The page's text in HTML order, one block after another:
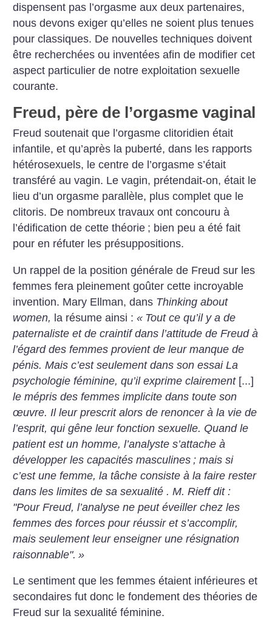
dispensent pas l’orgasme aux deux partenaires,
nous devons exiger qu’elles ne soient plus tenues
pour classiques. De nouvelles techniques doivent
être recherchées ou inventées afin de modifier cet
aspect particulier de notre exploitation sexuelle
courante.
Freud, père de l’orgasme vaginal
Freud soutenait que l’orgasme clitoridien était
infantile, et qu’après la puberté, dans les rapports
hétérosexuels, le centre de l’orgasme s’était
transféré au vagin. Le vagin, prétendait-on, était le
lieu d’un orgasme parallèle, plus complet que le
clitoris. De nombreux travaux ont concouru à
l’édification de cette théorie ; bien peu a été fait
pour en réfuter les présuppositions.
Un rappel de la position générale de Freud sur les
femmes fera pleinement goûter cette incroyable
invention. Mary Ellman, dans Thinking about
women, la résume ainsi :« Tout ce qu’il y a de
paternaliste et de craintif dans l’attitude de Freud à
l’égard des femmes provient de leur manque de
pénis. Mais c’est seulement dans son essai La
psychologie féminine, qu’il exprime clairement[...]
le mépris des femmes implicite dans toute son
œuvre. Il leur prescrit alors de renoncer à la vie de
l’esprit, qui gêne leur fonction sexuelle. Quand le
patient est un homme, l’analyste s’attache à
développer les capacités masculines ; mais si
c’est une femme, la tâche consiste à la faire rester
dans les limites de sa sexualité . M. Rieff dit :
"Pour Freud, l’analyse ne peut éveiller chez les
femmes des forces pour réussir et s’ac­complir,
mais seulement leur enseigner une résignation
raisonnable". »
Le sentiment que les femmes étaient inférieures et
secondaires fut donc le fondement des théories de
Freud sur la sexualité féminine.